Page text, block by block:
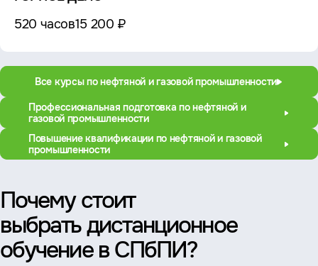
520 часов15 200 ₽
Все курсы по нефтяной и газовой промышленности
Профессиональная подготовка по нефтяной и
газовой промышленности
Повышение квалификации по нефтяной и газовой
промышленности
Почему стоит
выбрать дистанционное
обучение в СПбПИ?